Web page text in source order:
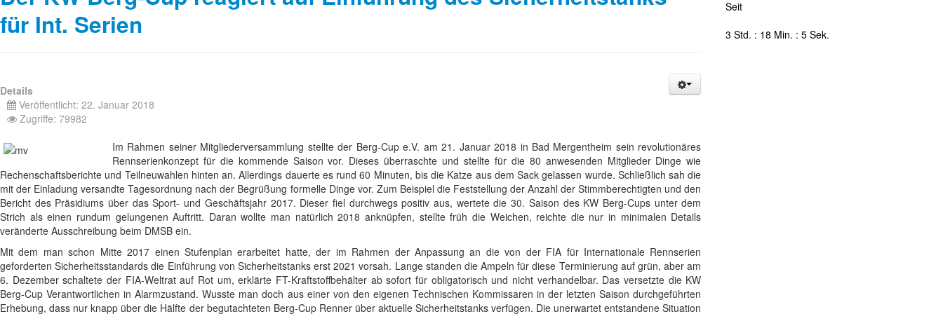
für Int. Serien
Details
Veröffentlicht: 22. Januar 2018
Zugriffe: 79982
Im Rahmen seiner Mitgliederversammlung stellte der Berg-Cup e.V. am 21. Januar 2018 in Bad Mergentheim sein revolutionäres
Rennserienkonzept für die kommende Saison vor. Dieses überraschte und stellte für die 80 anwesenden Mitglieder Dinge wie
Rechenschaftsberichte und Teilneuwahlen hinten an. Allerdings dauerte es rund 60 Minuten, bis die Katze aus dem Sack gelassen wurde. Schließlich sah die
mit der Einladung versandte Tagesordnung nach der Begrüßung formelle Dinge vor. Zum Beispiel die Feststellung der Anzahl der Stimmberechtigten und den
Bericht des Präsidiums über das Sport- und Geschäftsjahr 2017. Dieser fiel durchwegs positiv aus, wertete die 30. Saison des KW Berg-Cups unter dem
Strich als einen rundum gelungenen Auftritt. Daran wollte man natürlich 2018 anknüpfen, stellte früh die Weichen, reichte die nur in minimalen Details
veränderte Ausschreibung beim DMSB ein.
Mit dem man schon Mitte 2017 einen Stufenplan erarbeitet hatte, der im Rahmen der Anpassung an die von der FIA für Internationale Rennserien
geforderten Sicherheitsstandards die Einführung von Sicherheitstanks erst 2021 vorsah. Lange standen die Ampeln für diese Terminierung auf grün, aber am
6. Dezember schaltete der FIA-Weltrat auf Rot um, erklärte FT-Kraftstoffbehälter ab sofort für obligatorisch und nicht verhandelbar. Das versetzte die KW
Berg-Cup Verantwortlichen in Alarmzustand. Wusste man doch aus einer von den eigenen Technischen Kommissaren in der letzten Saison durchgeführten
Erhebung, dass nur knapp über die Hälfte der begutachteten Berg-Cup Renner über aktuelle Sicherheitstanks verfügen. Die unerwartet entstandene Situation
Seit
3 Std. : 18 Min. : 6 Sek.